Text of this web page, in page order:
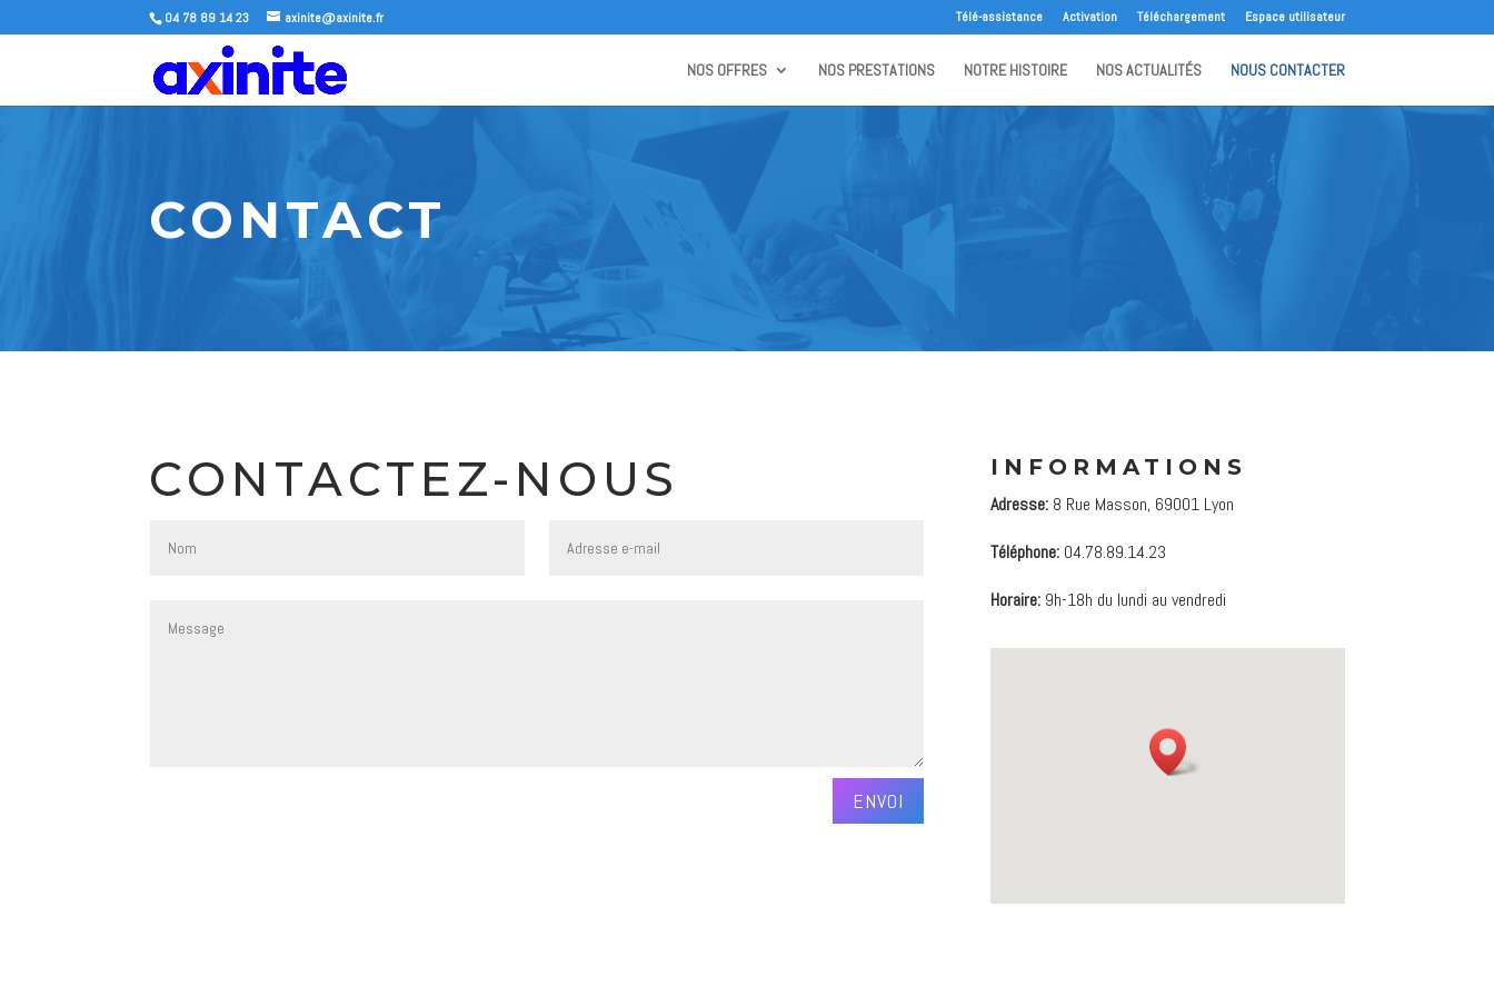
04 78 89 14 23 axinite@axinite.fr Télé-assistance Activation Téléchargement Espace utilisateur
NOS OFFRES NOS PRESTATIONS NOTRE HISTOIRE NOS ACTUALITÉS NOUS CONTACTER
CONTACT
CONTACTEZ-NOUS
ENVOI
INFORMATIONS
Adresse: 8 Rue Masson, 69001 Lyon
Téléphone:04.78.89.14.23
Horaire:9h-18h du lundi au vendredi